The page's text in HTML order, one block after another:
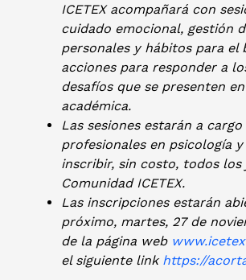
ICETEX acompañará con
cuidado emocional, gestión
personales y hábitos para el
acciones para responder a
desafíos que se presenten
académica.
Las sesiones estarán a cargo
profesionales en psicología
inscribir, sin costo, todos los
Comunidad ICETEX.
Las inscripciones estarán
próximo, martes, 27 de
de la página web
el siguiente link https://